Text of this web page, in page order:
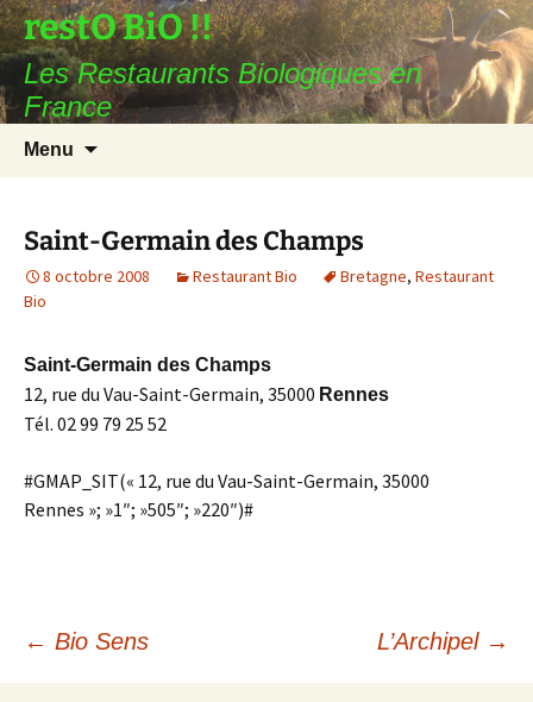
restO BiO !!
Les Restaurants Biologiques en
France
Menu
Saint-Germain des Champs
8 octobre 2008 Restaurant Bio Bretagne, Restaurant
Bio
Saint-Germain des Champs
12, rue du Vau-Saint-Germain, 35000 Rennes
Tél. 02 99 79 25 52
#GMAP_SIT(« 12, rue du Vau-Saint-Germain, 35000
Rennes »; »1″; »505″; »220″)#
Navigation
← Bio Sens L’Archipel →